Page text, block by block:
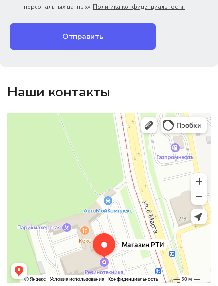
персональных данных». Политика конфиденциальности.
Отправить
Наши контакты
Магазин резинотехники
Резиновые и резинотехнические изделия в Екатеринбурге
Садовый инвентарь и техника в Екатеринбурге